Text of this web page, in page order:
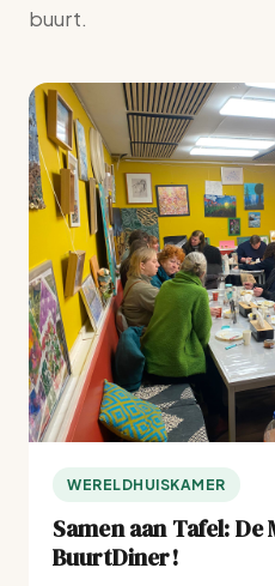
buurt.
WERELDHUISKAMER
Samen aan Tafel: De
BuurtDiner!